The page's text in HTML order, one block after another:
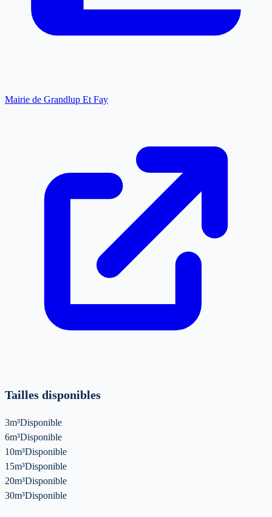
Mairie de Grandlup Et Fay
Tailles disponibles
3m³Disponible
6m³Disponible
10m³Disponible
15m³Disponible
20m³Disponible
30m³Disponible